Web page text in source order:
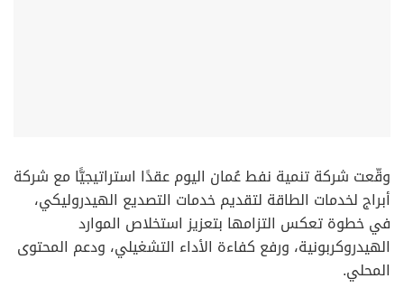
وقّعت شركة تنمية نفط عُمان اليوم عقدًا استراتيجيًّا مع شركة
أبراج لخدمات الطاقة لتقديم خدمات التصديع الهيدروليكي،
في خطوة تعكس التزامها بتعزيز استخلاص الموارد
الهيدروكربونية، ورفع كفاءة الأداء التشغيلي، ودعم المحتوى
المحلي.